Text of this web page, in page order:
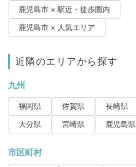
鹿児島市 × 駅近・徒歩圏内
鹿児島市 × 人気エリア
近隣のエリアから探す
九州
福岡県 佐賀県 長崎県
大分県
宮崎県 鹿児島県
市区町村